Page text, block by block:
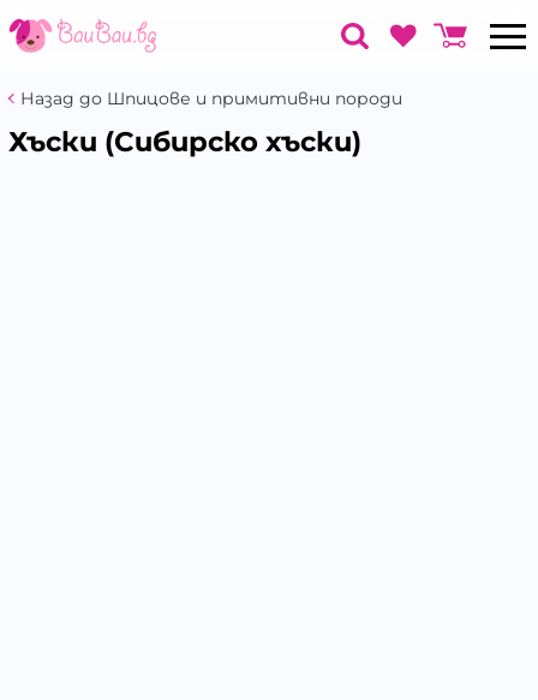
Назад до Шпицове и примитивни породи
Хъски (Сибирско хъски)